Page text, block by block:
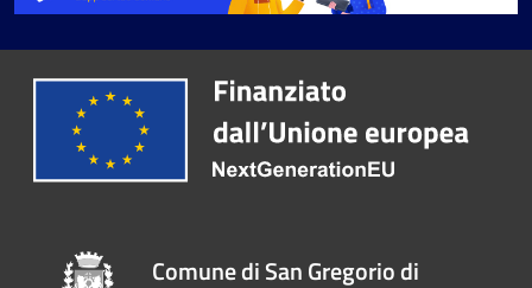
Comune di San Gregorio di